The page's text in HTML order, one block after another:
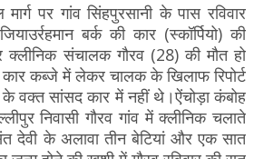
पर गांव सिंहपुरसानी के पास रविवार
बर्क की कार (स्कॉर्पियो) की
संचालक गौरव (28) की मौत हो
कब्जे में लेकर चालक के खिलाफ रिपोर्ट
वक्त सांसद कार में नहीं थे।ऐंचोड़ा कंबोह
निवासी गौरव गांव में क्लीनिक चलाते
देवी के अलावा तीन बेटियां और एक सात